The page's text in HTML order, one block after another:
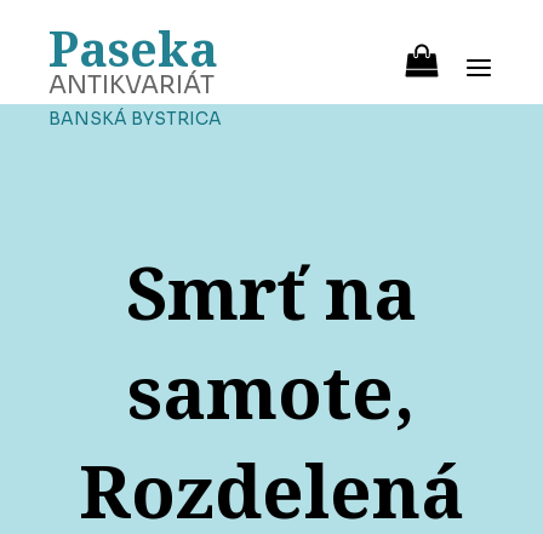
Paseka
ANTIKVARIÁT
BANSKÁ BYSTRICA
Smrť na
samote,
Rozdelená